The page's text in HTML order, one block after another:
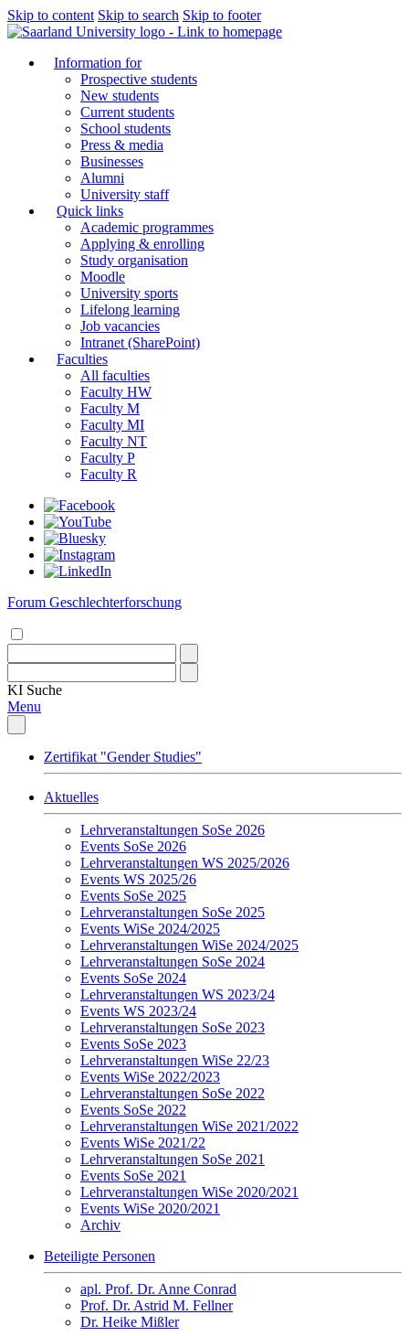
Skip to content Skip to search Skip to footer
Information for
Prospective students
New students
Current students
School students
Press & media
Businesses
Alumni
University staff
Quick links
Academic programmes
Applying & enrolling
Study organisation
Moodle
University sports
Lifelong learning
Job vacancies
Intranet (SharePoint)
Faculties
All faculties
Faculty HW
Faculty M
Faculty MI
Faculty NT
Faculty P
Faculty R
Forum Geschlechterforschung
KI Suche
Menu
Zertifikat "Gender Studies"
Aktuelles
Lehrveranstaltungen SoSe 2026
Events SoSe 2026
Lehrveranstaltungen WS 2025/2026
Events WS 2025/26
Events SoSe 2025
Lehrveranstaltungen SoSe 2025
Events WiSe 2024/2025
Lehrveranstaltungen WiSe 2024/2025
Lehrveranstaltungen SoSe 2024
Events SoSe 2024
Lehrveranstaltungen WS 2023/24
Events WS 2023/24
Lehrveranstaltungen SoSe 2023
Events SoSe 2023
Lehrveranstaltungen WiSe 22/23
Events WiSe 2022/2023
Lehrveranstaltungen SoSe 2022
Events SoSe 2022
Lehrveranstaltungen WiSe 2021/2022
Events WiSe 2021/22
Lehrveranstaltungen SoSe 2021
Events SoSe 2021
Lehrveranstaltungen WiSe 2020/2021
Events WiSe 2020/2021
Archiv
Beteiligte Personen
apl. Prof. Dr. Anne Conrad
Prof. Dr. Astrid M. Fellner
Dr. Heike Mißler